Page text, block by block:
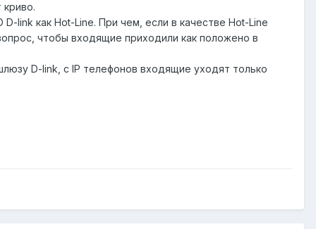
link как Hot-Line. При чем, если в качестве Hot-Line
чтобы входящие приходили как положено в
D-link, с IP телефонов входящие уходят только